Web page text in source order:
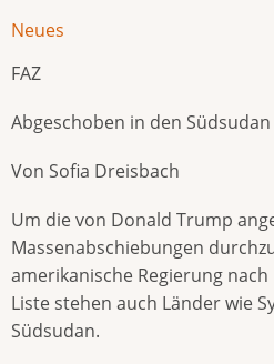
Neues
FAZ
Abgeschoben in den Südsudan
Von Sofia Dreisbach
Um die von Donald Trump
Massenabschiebungen
amerikanische Regierung
Liste stehen auch Länder wie
Südsudan.